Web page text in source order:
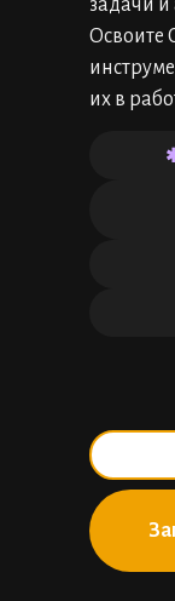
задачи
Освоите
их в